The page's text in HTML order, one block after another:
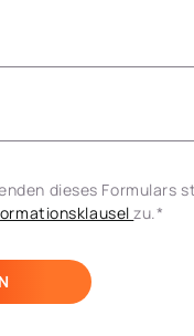
dieses Formulars
zu.*